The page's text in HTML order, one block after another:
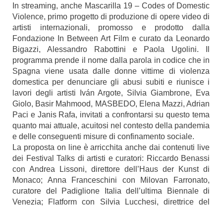
In streaming, anche Mascarilla 19 – Codes of Domestic
Violence, primo progetto di produzione di opere video di
artisti internazionali, promosso e prodotto dalla
Fondazione In Between Art Film e curato da Leonardo
Bigazzi, Alessandro Rabottini e Paola Ugolini. Il
programma prende il nome dalla parola in codice che in
Spagna viene usata dalle donne vittime di violenza
domestica per denunciare gli abusi subiti e riunisce i
lavori degli artisti Iván Argote, Silvia Giambrone, Eva
Giolo, Basir Mahmood, MASBEDO, Elena Mazzi, Adrian
Paci e Janis Rafa, invitati a confrontarsi su questo tema
quanto mai attuale, acuitosi nel contesto della pandemia
e delle conseguenti misure di confinamento sociale.
La proposta on line è arricchita anche dai contenuti live
dei Festival Talks di artisti e curatori: Riccardo Benassi
con Andrea Lissoni, direttore dell’Haus der Kunst di
Monaco; Anna Franceschini con Milovan Farronato,
curatore del Padiglione Italia dell’ultima Biennale di
Venezia; Flatform con Silvia Lucchesi, direttrice del